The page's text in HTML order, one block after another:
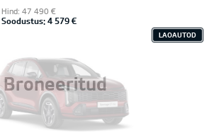
Broneeritud
Hind: 47 490 €
Soodustus: 4 579 €
LAOAUTOD